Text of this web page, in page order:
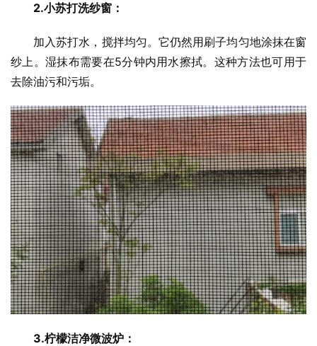
2.小苏打洗纱窗：
加入苏打水，搅拌均匀。它仍然用刷子均匀地涂抹在窗
纱上。湿抹布需要在5分钟内用水擦拭。这种方法也可用于
去除油污和污垢。
3.柠檬洁净微波炉：